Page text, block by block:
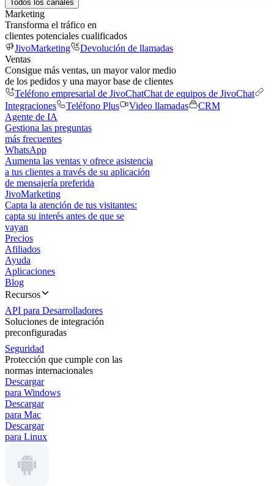
Todos los canales
Marketing
Transforma el tráfico en
clientes potenciales cualificados
JivoMarketing
Devolución de llamadas
Ventas
Consigue más ventas, un mayor valor medio
de los pedidos y una mayor base de clientes
Teléfono empresarial de JivoChatChat de equipos de JivoChat
Integraciones
Teléfono Plus Video llamadas
CRM
Agente de IA
Gestiona las preguntas
más frecuentes
WhatsApp
Aumenta las ventas y ofrece asistencia
a tus clientes a través de su aplicación
de mensajería preferida
JivoMarketing
Capta la atención de tus visitantes:
capta su interés antes de que se
vayan
Precios
Afiliados
Ayuda
Aplicaciones
Blog
Recursos
API para Desarrolladores
Soluciones de integración
preconfiguradas
Seguridad
Protección que cumple con las
normas internacionales
Descargar
para Windows
Descargar
para Mac
Descargar
para Linux